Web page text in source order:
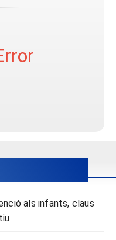
als infants, claus